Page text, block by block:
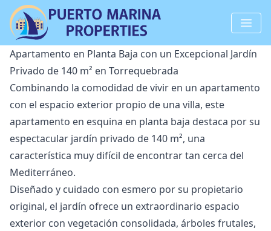
Apartamento en Planta Baja con un Excepcional Jardín
Privado de 140 m² en Torrequebrada
Combinando la comodidad de vivir en un apartamento
con el espacio exterior propio de una villa, este
apartamento en esquina en planta baja destaca por su
espectacular jardín privado de 140 m², una
característica muy difícil de encontrar tan cerca del
Mediterráneo.
Diseñado y cuidado con esmero por su propietario
original, el jardín ofrece un extraordinario espacio
exterior con vegetación consolidada, árboles frutales,